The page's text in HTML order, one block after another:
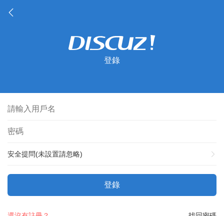
登錄
安全提問(未設置請忽略)
登錄